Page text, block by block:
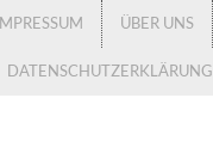
IMPRESSUM ÜBER UNS
DATENSCHUTZERKLÄRUNG